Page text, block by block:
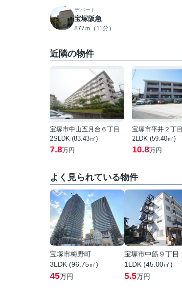
デパート
宝塚阪急
877ｍ（11分）
近隣の物件
宝塚市中山五月台６丁目
2SLDK (83.43㎡)
7.8万円
宝塚市平井２丁目
2LDK (59.40㎡)
10.8万円
よく見られている物件
宝塚市梅野町
3LDK (96.75㎡)
45万円
宝塚市中筋９丁目
1LDK (45.00㎡)
5.5万円